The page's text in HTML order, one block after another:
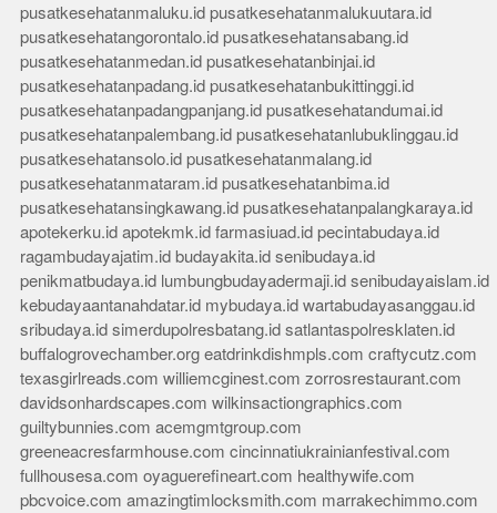
pusatkesehatanmaluku.id pusatkesehatanmalukuutara.id
pusatkesehatangorontalo.id pusatkesehatansabang.id
pusatkesehatanmedan.id pusatkesehatanbinjai.id
pusatkesehatanpadang.id pusatkesehatanbukittinggi.id
pusatkesehatanpadangpanjang.id pusatkesehatandumai.id
pusatkesehatanpalembang.id pusatkesehatanlubuklinggau.id
pusatkesehatansolo.id pusatkesehatanmalang.id
pusatkesehatanmataram.id pusatkesehatanbima.id
pusatkesehatansingkawang.id pusatkesehatanpalangkaraya.id
apotekerku.id apotekmk.id farmasiuad.id pecintabudaya.id
ragambudayajatim.id budayakita.id senibudaya.id
penikmatbudaya.id lumbungbudayadermaji.id senibudayaislam.id
kebudayaantanahdatar.id mybudaya.id wartabudayasanggau.id
sribudaya.id simerdupolresbatang.id satlantaspolresklaten.id
buffalogrovechamber.org eatdrinkdishmpls.com craftycutz.com
texasgirlreads.com williemcginest.com zorrosrestaurant.com
davidsonhardscapes.com wilkinsactiongraphics.com
guiltybunnies.com acemgmtgroup.com
greeneacresfarmhouse.com cincinnatiukrainianfestival.com
fullhousesa.com oyaguerefineart.com healthywife.com
pbcvoice.com amazingtimlocksmith.com marrakechimmo.com